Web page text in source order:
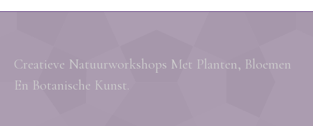
Creatieve Natuurworkshops Met Planten, Bloemen
En Botanische Kunst.